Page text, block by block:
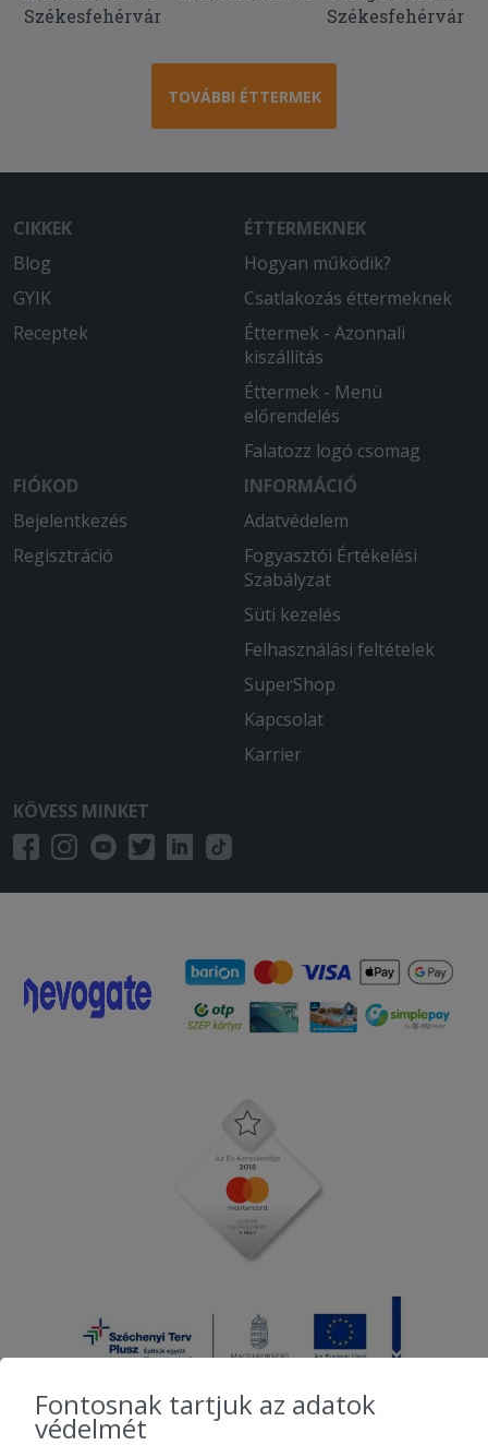
Minden rendben volt a rendeléssel! A
honlap átlátható és jól kezelhető. A
fizetés is probléma mentes volt.
2025-06-18 - Gyöngyvér:
Mindig finom, gyors, kifogástalan.
Sokat kellett várnom, de a futárral és
az étellel meg voltam elégedve
Székesfehérvár
Székesfehérvár
TOVÁBBI ÉTTERMEK
CIKKEK
Blog
GYIK
Receptek
ÉTTERMEKNEK
Hogyan működik?
Csatlakozás éttermeknek
Éttermek - Azonnali
kiszállítás
Éttermek - Menü
előrendelés
Falatozz logó csomag
FIÓKOD
Bejelentkezés
Regisztráció
INFORMÁCIÓ
Adatvédelem
Fogyasztói Értékelési
Szabályzat
Süti kezelés
Felhasználási feltételek
SuperShop
Kapcsolat
Karrier
KÖVESS MINKET
Fontosnak tartjuk az adatok
védelmét